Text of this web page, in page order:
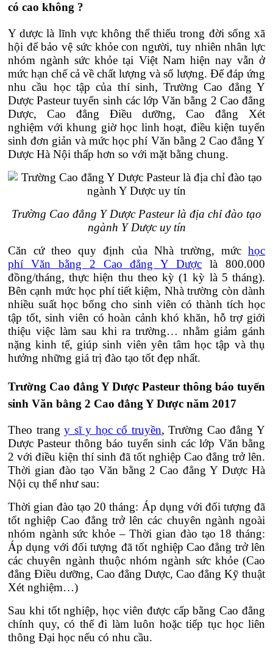
có cao không ?
Y dược là lĩnh vực không thể thiếu trong đời sống xã
hội để bảo vệ sức khỏe con người, tuy nhiên nhân lực
nhóm ngành sức khỏe tại Việt Nam hiện nay vẫn ở
mức hạn chế cả về chất lượng và số lượng. Để đáp ứng
nhu cầu học tập của thí sinh, Trường Cao đẳng Y
Dược Pasteur tuyển sinh các lớp Văn bằng 2 Cao đẳng
Dược, Cao đẳng Điều dưỡng, Cao đẳng Xét
nghiệm với khung giờ học linh hoạt, điều kiện tuyển
sinh đơn giản và mức học phí Văn bằng 2 Cao đẳng Y
Dược Hà Nội thấp hơn so với mặt bằng chung.
Trường Cao đẳng Y Dược Pasteur là địa chỉ đào tạo
ngành Y Dược uy tín
Căn cứ theo quy định của Nhà trường, mức học
phí Văn bằng 2 Cao đẳng Y Dược là 800.000
đồng/tháng, thực hiện thu theo kỳ (1 kỳ là 5 tháng).
Bên cạnh mức học phí tiết kiệm, Nhà trường còn dành
nhiều suất học bổng cho sinh viên có thành tích học
tập tốt, sinh viên có hoàn cảnh khó khăn, hỗ trợ giới
thiệu việc làm sau khi ra trường… nhằm giảm gánh
nặng kinh tế, giúp sinh viên yên tâm học tập và thụ
hưởng những giá trị đào tạo tốt đẹp nhất.
Trường Cao đẳng Y Dược Pasteur thông báo tuyển
sinh Văn bằng 2 Cao đẳng Y Dược năm 2017
Theo trangy sĩ y học cổ truyền, Trường Cao đẳng Y
Dược Pasteur thông báo tuyển sinh các lớp Văn bằng
2 với điều kiện thí sinh đã tốt nghiệp Cao đẳng trở lên.
Thời gian đào tạo Văn bằng 2 Cao đẳng Y Dược Hà
Nội cụ thể như sau:
Thời gian đào tạo 20 tháng: Áp dụng với đối tượng đã
tốt nghiệp Cao đẳng trở lên các chuyên ngành ngoài
nhóm ngành sức khỏe – Thời gian đào tạo 18 tháng:
Áp dụng với đối tượng đã tốt nghiệp Cao đẳng trở lên
các chuyên ngành thuộc nhóm ngành sức khỏe (Cao
đẳng Điều dưỡng, Cao đẳng Dược, Cao đẳng Kỹ thuật
Xét nghiệm…)
Sau khi tốt nghiệp, học viên được cấp bằng Cao đẳng
chính quy, có thể đi làm luôn hoặc tiếp tục học liên
thông Đại học nếu có nhu cầu.